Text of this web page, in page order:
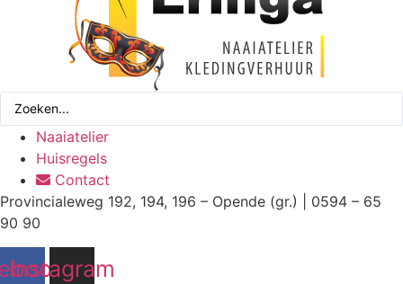
Search
Naaiatelier
Huisregels
Contact
Provincialeweg 192, 194, 196 – Opende (gr.) | 0594 – 65
90 90
Instagram